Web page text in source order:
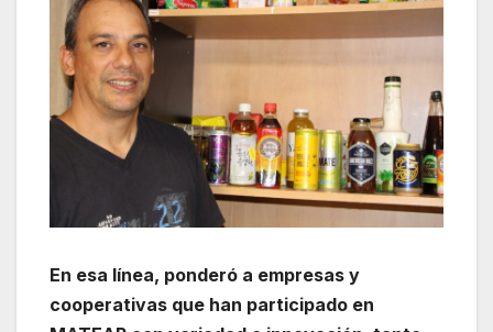
En esa línea, ponderó a empresas y
cooperativas que han participado en